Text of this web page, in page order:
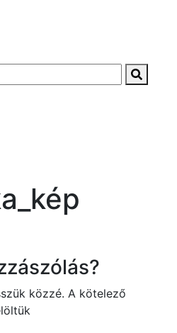
közzé. A kötelező